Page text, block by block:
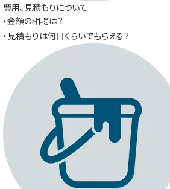
費用、見積もりについて
・金額の相場は？
・見積もりは何日くらいでもらえる？